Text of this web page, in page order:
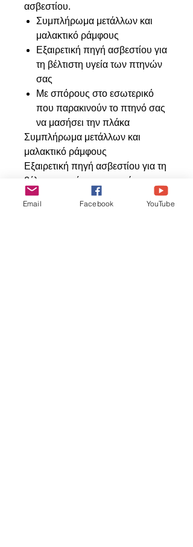
ασβεστίου.
Συμπλήρωμα μετάλλων και
μαλακτικό ράμφους
Εξαιρετική πηγή ασβεστίου για
τη βέλτιστη υγεία των πτηνών
σας
Με σπόρους στο εσωτερικό
που παρακινούν το πτηνό σας
να μασήσει την πλάκα
Συμπλήρωμα μετάλλων και
μαλακτικό ράμφους
Εξαιρετική πηγή ασβεστίου για τη
βέλτιστη υγεία των πτηνών σας
Με σπόρους στο εσωτερικό που
παρακινούν το πτηνό σας να
Email Facebook YouTube